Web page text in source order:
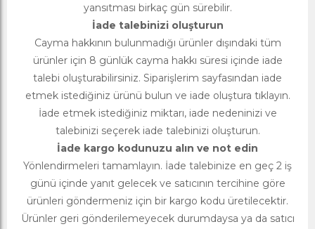
yansıtması birkaç gün sürebilir.
İade talebinizi oluşturun
Cayma hakkının bulunmadığı ürünler dışındaki tüm
ürünler için 8 günlük cayma hakkı süresi içinde iade
talebi oluşturabilirsiniz. Siparişlerim sayfasından iade
etmek istediğiniz ürünü bulun ve iade oluştura tıklayın.
İade etmek istediğiniz miktarı, iade nedeninizi ve
talebinizi seçerek iade talebinizi oluşturun.
İade kargo kodunuzu alın ve not edin
Yönlendirmeleri tamamlayın. İade talebinize en geç 2 iş
günü içinde yanıt gelecek ve satıcının tercihine göre
ürünleri göndermeniz için bir kargo kodu üretilecektir.
Ürünler geri gönderilemeyecek durumdaysa ya da satıcı